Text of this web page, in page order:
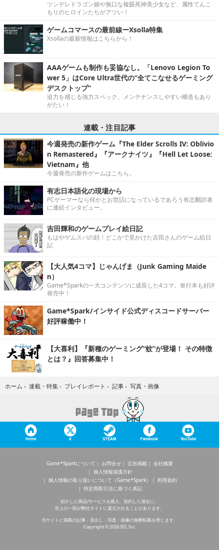
ツンデレドラゴン娘や無口な複眼死神美少女など、属性てんこ
もりのヒロインたちがアツい！
ゲームコマースの最前線ーXsolla特集
Xsollaの最新情報はこちらから！
AAAゲームも制作も妥協なし。「Lenovo Legion To
wer 5」はCore Ultra世代の“全てこなせるゲーミング
デスクトップ”
迫力を感じる強力スペック。メンテナンスしやすい構造もあり
がたい！
連載・注目記事
今週発売の新作ゲーム『The Elder Scrolls IV: Oblivio
n Remastered』『アークナイツ』『Hell Let Loose:
Vietnam』他
今週発売の新作ゲームはこちら。
有志日本語化の現場から
PCゲーマーなら何かとお世話になっているであろう有志翻訳者
に連続インタビュー。
吉田輝和のゲームプレイ絵日記
もはやゲムスパの顔！どこかで見かけた吉田さんのゲーム絵日
記
【大人気4コマ】じゃんげま（Junk Gaming Maide
n）
Game*Sparkの一大コンテンツに成長した4コマ。単行本も好評
発売中！
Game*Spark/インサイド公式ディスコードサーバー
好評稼働中！
【大喜利】『新種のゲーミング“蚊”が登場！ その特徴
とは？』回答募集中！
ホーム › 連載・特集 › プレイレポート › 記事 › 写真・画像
Home X STEAM Facebook YouTube
Game*Sparkについて お問合せ 広告掲載
会社概要
個人情報保護方針
個人情報の取り扱いについて（Game*Spark）
利用規約
特定商取引法に基づく表記
紹介した商品/サービスを購入、契約した場合に、
売上の一部が弊社サイトに還元されることがあります。
当サイトに掲載の記事・見出し・写真・画像の無断転載を禁じます。
Copyright © 2026 IID, Inc.